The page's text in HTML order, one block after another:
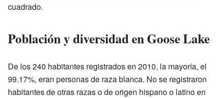
cuadrado.
Población y diversidad en Goose Lake
De los 240 habitantes registrados en 2010, la mayoría, el
99.17%, eran personas de raza blanca. No se registraron
habitantes de otras razas o de origen hispano o latino en